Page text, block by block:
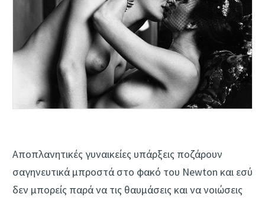
Αποπλανητικές γυναικείες υπάρξεις ποζάρουν
σαγηνευτικά μπροστά στο φακό του Newton και εσύ
δεν μπορείς παρά να τις θαυμάσεις και να νοιώσεις